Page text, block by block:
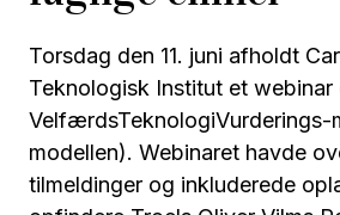
Torsdag den 11. juni afholdt
Teknologisk Institut et webinar
VelfærdsTeknologiVurderings-
modellen). Webinaret havde
tilmeldinger og inkluderede